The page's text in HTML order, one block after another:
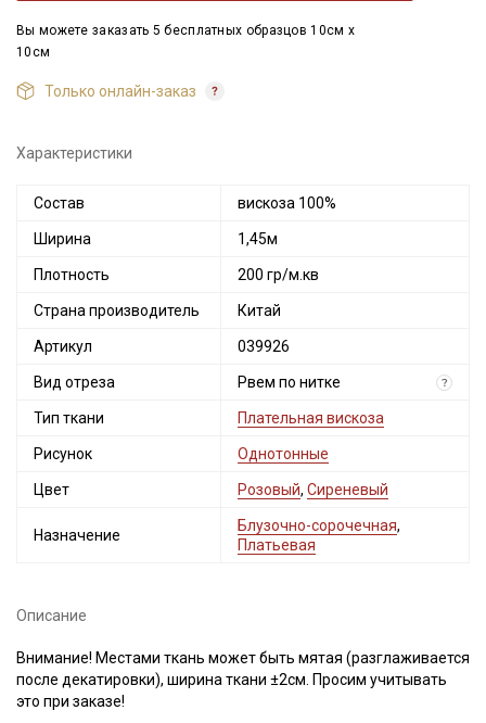
Вы можете заказать 5 бесплатных образцов 10см x
10см
Только онлайн-заказ
Характеристики
Состав вискоза 100%
Ширина 1,45м
Плотность 200 гр/м.кв
Страна производитель Китай
Артикул 039926
Вид отреза Рвем по нитке ?
Тип ткани Плательная вискоза
Рисунок Однотонные
Цвет Розовый, Сиреневый
Назначение
Блузочно-сорочечная,
Платьевая
Описание
Внимание! Местами ткань может быть мятая (разглаживается
после декатировки), ширина ткани ±2см. Просим учитывать
это при заказе!